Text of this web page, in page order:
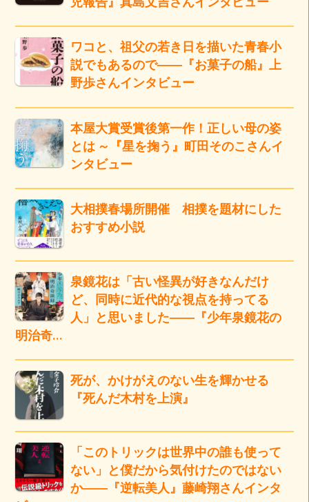
ワコと、祖父の若き日を描いた青春小
説でもあるので――『お菓子の船』上
野歩さんインタビュー
本屋大賞受賞後第一作！正しい母の姿
とは ～『星を掬う』町田そのこさんイ
ンタビュー
大相撲春場所開催 相撲を題材にした
おすすめ小説
泉鏡花は「古い怪異が好きなんだけ
ど、同時に近代的な視点を持ってる
人」と思いました――『少年泉鏡花の
明治奇…
死が、かけがえのない生を輝かせる
『死んだ木村を上演』
「このトリックは世界中の誰も使って
ない」と僕だから気付けたのではない
か――『逆転美人』藤崎翔さんインタ